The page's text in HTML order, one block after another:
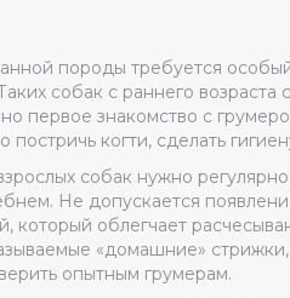
породы требуется
собак с раннего
первое знакомство с
постричь когти, сделать
собак нужно
Не допускается
который облегчает
«домашние»
опытным грумерам.